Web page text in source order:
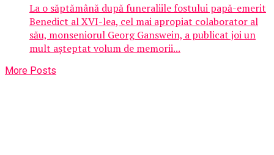
La o săptămână după funeraliile fostului papă-emerit
Benedict al XVI-lea, cel mai apropiat colaborator al
său, monseniorul Georg Ganswein, a publicat joi un
mult aşteptat volum de memorii...
More Posts